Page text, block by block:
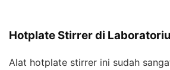
Hotplate Stirrer di
Alat hotplate stirrer ini sudah